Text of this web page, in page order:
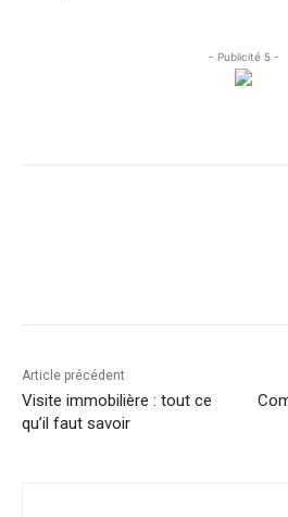
- Publicité 5 -
Article précédent
Visite immobilière : tout ce
qu’il faut savoir